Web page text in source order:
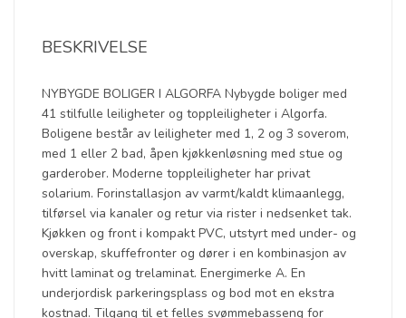
BESKRIVELSE
NYBYGDE BOLIGER I ALGORFA Nybygde boliger med
41 stilfulle leiligheter og toppleiligheter i Algorfa.
Boligene består av leiligheter med 1, 2 og 3 soverom,
med 1 eller 2 bad, åpen kjøkkenløsning med stue og
garderober. Moderne toppleiligheter har privat
solarium. Forinstallasjon av varmt/kaldt klimaanlegg,
tilførsel via kanaler og retur via rister i nedsenket tak.
Kjøkken og front i kompakt PVC, utstyrt med under- og
overskap, skuffefronter og dører i en kombinasjon av
hvitt laminat og trelaminat. Energimerke A. En
underjordisk parkeringsplass og bod mot en ekstra
kostnad. Tilgang til et felles svømmebasseng for